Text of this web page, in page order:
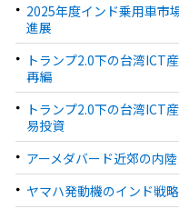
2025年度インド乗用車市
進展
トランプ2.0下の台湾ICT
再編
トランプ2.0下の台湾ICT
易投資
アーメダバード近郊の内
ヤマハ発動機のインド戦